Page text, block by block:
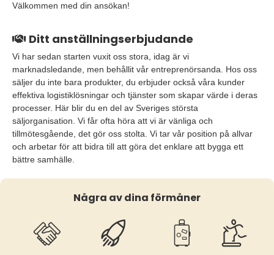
Välkommen med din ansökan!
Ditt anställningserbjudande
Vi har sedan starten vuxit oss stora, idag är vi
marknadsledande, men behållit vår entreprenörsanda. Hos oss
säljer du inte bara produkter, du erbjuder också våra kunder
effektiva logistiklösningar och tjänster som skapar värde i deras
processer. Här blir du en del av Sveriges största
säljorganisation. Vi får ofta höra att vi är vänliga och
tillmötesgående, det gör oss stolta. Vi tar vår position på allvar
och arbetar för att bidra till att göra det enklare att bygga ett
bättre samhälle.
Några av dina förmåner